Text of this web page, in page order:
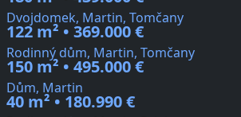
Dvojdomek, Martin, Tomčany
122 m² • 369.000 €
Rodinný dům, Martin, Tomčany
150 m² • 495.000 €
Dům, Martin
40 m² • 180.990 €